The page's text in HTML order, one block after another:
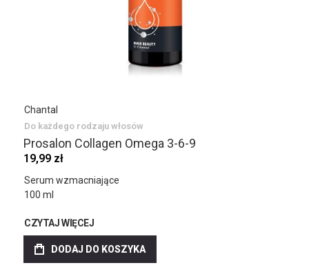
Chantal
Do każdego rodzaju włosów
Prosalon Collagen Omega 3-6-9
19,99 zł
Serum wzmacniające
100 ml
CZYTAJ WIĘCEJ
DODAJ DO KOSZYKA